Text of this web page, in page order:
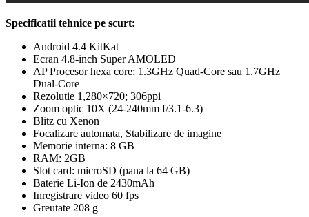
Specificatii tehnice pe scurt:
Android 4.4 KitKat
Ecran 4.8-inch Super AMOLED
AP Procesor hexa core: 1.3GHz Quad-Core sau 1.7GHz
Dual-Core
Rezolutie 1,280×720; 306ppi
Zoom optic 10X (24-240mm f/3.1-6.3)
Blitz cu Xenon
Focalizare automata, Stabilizare de imagine
Memorie interna: 8 GB
RAM: 2GB
Slot card: microSD (pana la 64 GB)
Baterie Li-Ion de 2430mAh
Inregistrare video 60 fps
Greutate 208 g